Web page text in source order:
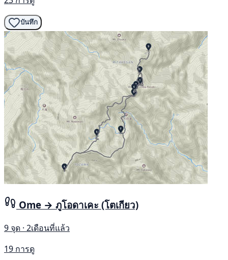
บันทึก
Ome → ภูโอดาเคะ (โตเกียว)
9 จุด · 2เดือนที่แล้ว
19 การดู